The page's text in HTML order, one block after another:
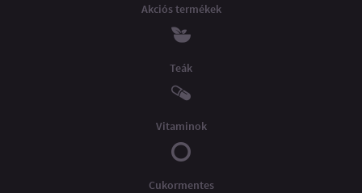
Akciós termékek
Teák
Vitaminok
Cukormentes